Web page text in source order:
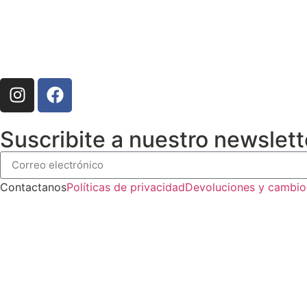
Suscribite a nuestro
ContactanosPolíticas de privacidadDevoluciones y